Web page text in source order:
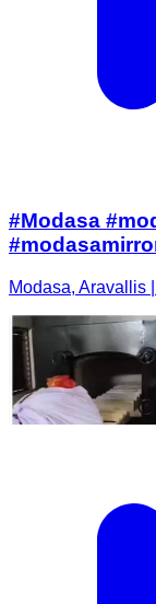
#Modasa
Modasa, Aravallis